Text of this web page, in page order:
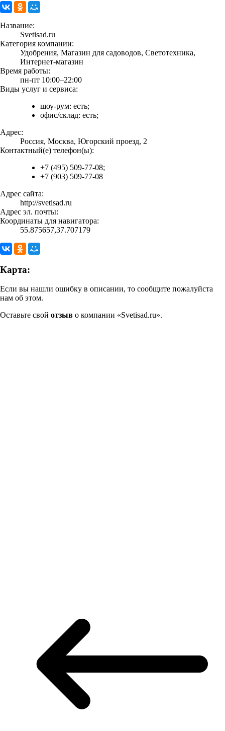
Название:
Svetisad.ru
Категория компании:
Удобрения, Магазин для садоводов, Светотехника,
Интернет-магазин
Время работы:
пн-пт 10:00–22:00
Виды услуг и сервиса:
шоу-рум: есть;
офис/склад: есть;
Адрес:
Россия, Москва, Югорский проезд, 2
Контактный(е) телефон(ы):
+7 (495) 509-77-08;
+7 (903) 509-77-08
Адрес сайта:
http://svetisad.ru
Адрес эл. почты:
Координаты для навигатора:
55.875657,37.707179
Карта:
Если вы нашли ошибку в описании, то сообщите пожалуйста
нам об этом.
Оставьте свой отзыв о компании «Svetisad.ru».